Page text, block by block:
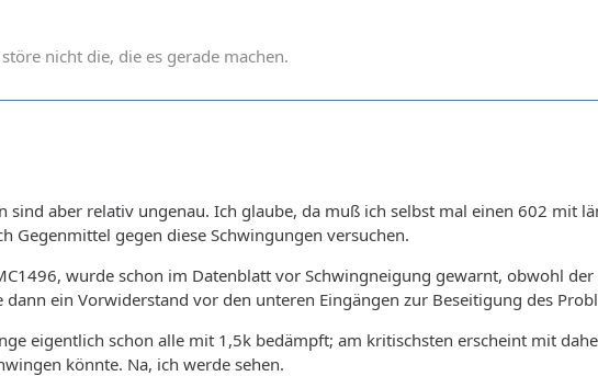
nicht die, die es gerade machen.
sind aber relativ ungenau. Ich glaube, da muß ich selbst mal einen 602 mit
Gegenmittel gegen diese Schwingungen versuchen.
wurde schon im Datenblatt vor Schwingneigung gewarnt, obwohl
ein Vorwiderstand vor den unteren Eingängen zur Beseitigung des
eigentlich schon alle mit 1,5k bedämpft; am kritischsten erscheint mit
könnte. Na, ich werde sehen.